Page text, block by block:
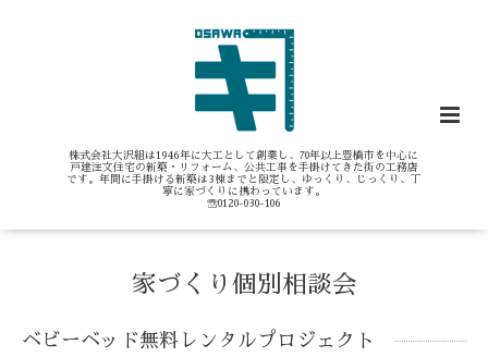
株式会社大沢組は1946年に大工として創業し、70年以上豊橋市を中心に
戸建注文住宅の新築・リフォーム、公共工事を手掛けてきた街の工務店
です。年間に手掛ける新築は3棟までと限定し、ゆっくり、じっくり、丁
寧に家づくりに携わっています。
☏0120-030-106
家づくり個別相談会
ベビーベッド無料レンタルプロジェクト